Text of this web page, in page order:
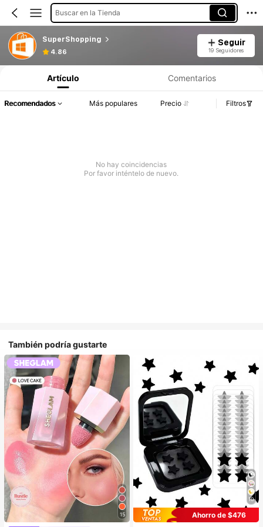
Buscar en la Tienda
SuperShopping
4.86
Seguir
19 Seguidores
Artículo Comentarios
Recomendados Más populares Precio Filtros
No hay coincidencias
Por favor inténtelo de nuevo.
También podría gustarte
15
10
Ahorro de $476